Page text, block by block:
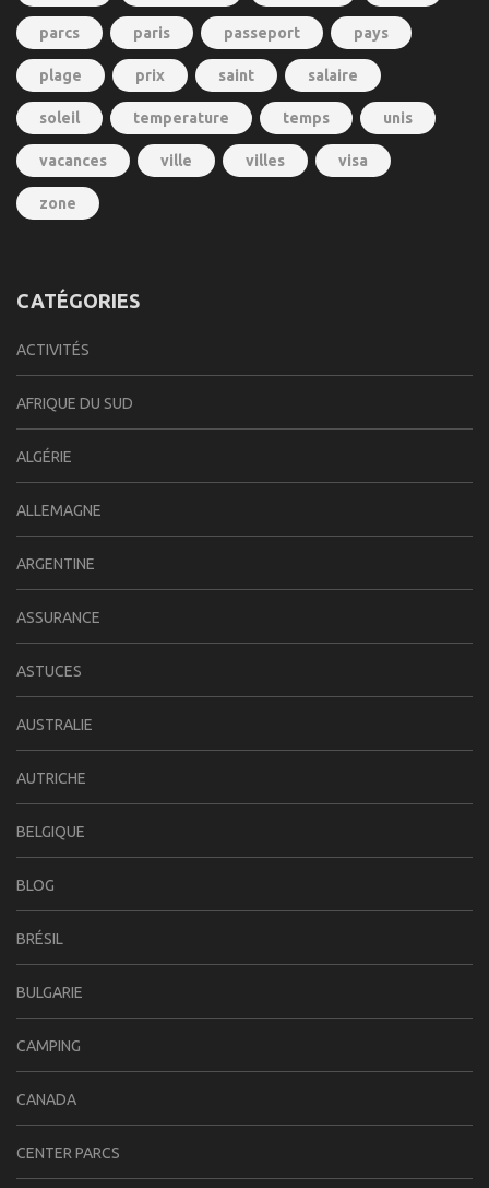
parcs paris passeport pays
plage prix saint salaire
soleil temperature temps unis
vacances ville villes visa
zone
CATÉGORIES
ACTIVITÉS
AFRIQUE DU SUD
ALGÉRIE
ALLEMAGNE
ARGENTINE
ASSURANCE
ASTUCES
AUSTRALIE
AUTRICHE
BELGIQUE
BLOG
BRÉSIL
BULGARIE
CAMPING
CANADA
CENTER PARCS